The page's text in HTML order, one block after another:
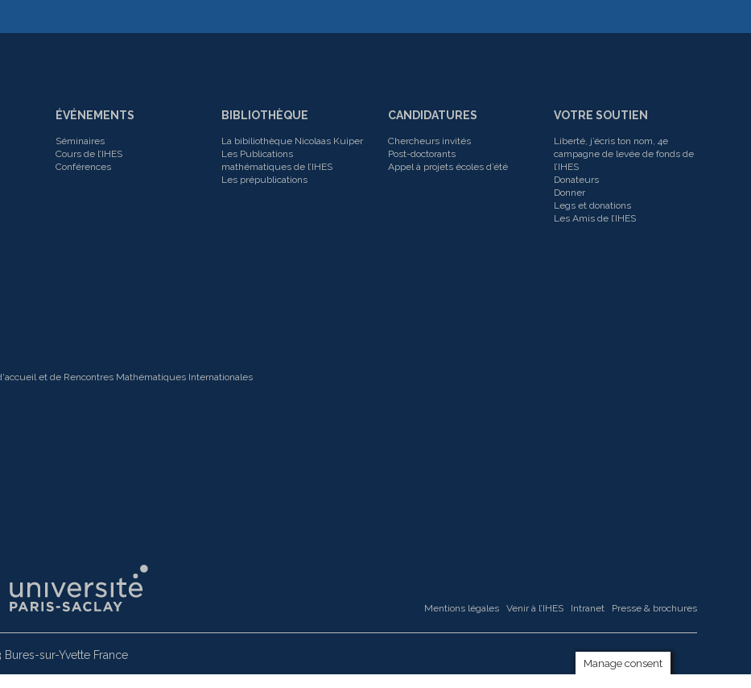
ÉVÉNEMENTS
Séminaires
Cours de l’IHES
Conférences
BIBLIOTHÈQUE
La bibiliothèque Nicolaas Kuiper
Les Publications
mathématiques de l’IHES
Les prépublications
CANDIDATURES
Chercheurs invités
Post-doctorants
Appel à projets écoles d’été
VOTRE SOUTIEN
Liberté, j’écris ton nom, 4e
campagne de levée de fonds de
l’IHES
Donateurs
Donner
Legs et donations
Les Amis de l’IHES
et de Rencontres Mathématiques Internationales
Mentions légales Venir à l’IHES Intranet Presse & brochures
Bures-sur-Yvette France
Manage consent